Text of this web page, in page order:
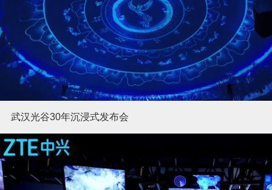
武汉光谷30年沉浸式发布会